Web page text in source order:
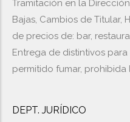
Tramitación en la
Bajas, Cambios de Titular,
de precios de: bar,
Entrega de distintivos
permitido fumar, prohibida
DEPT. JURÍDICO